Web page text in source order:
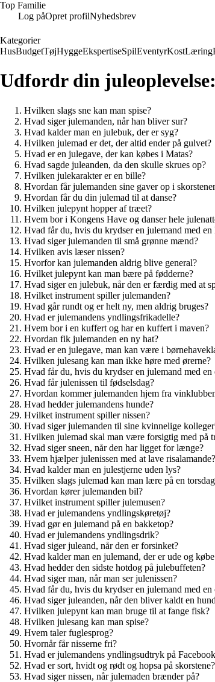
Top Familie
Log påOpret profilNyhedsbrev
Kategorier
HusBudgetTøjHyggeEkspertiseSpilEventyrKostLæring
Udfordr din
Hvilken slags sne kan man spise?
Hvad siger julemanden, når han bliver sur?
Hvad kalder man en julebuk, der er syg?
Hvilken julemad er det, der altid ender på gulvet?
Hvad er en julegave, der kan købes i Matas?
Hvad sagde juleanden, da den skulle skrues op?
Hvilken julekarakter er en bille?
Hvordan får julemanden sine gaver op i
Hvordan får du din julemad til at danse?
Hvilken julepynt hopper af træet?
Hvem bor i Kongens Have og danser hele
Hvad får du, hvis du krydser en julemand med en
Hvad siger julemanden til små grønne mænd?
Hvilken avis læser nissen?
Hvorfor kan julemanden aldrig blive general?
Hvilket julepynt kan man bære på fødderne?
Hvad siger en julebuk, når den er færdig med at
Hvilket instrument spiller julemanden?
Hvad går rundt og er helt ny, men aldrig bruges?
Hvad er julemandens yndlingsfrikadelle?
Hvem bor i en kuffert og har en kuffert i maven?
Hvordan fik julemanden en ny hat?
Hvad er en julegave, man kan være i
Hvilken julesang kan man ikke høre med ørerne?
Hvad får du, hvis du krydser en julemand med en
Hvad får julenissen til fødselsdag?
Hvordan kommer julemanden hjem fra
Hvad hedder julemandens hunde?
Hvilket instrument spiller nissen?
Hvad siger julemanden til sine kvinnelige
Hvilken julemad skal man være forsigtig med på
Hvad siger sneen, når den har ligget for længe?
Hvem hjælper julenissen med at lave risalamande?
Hvad kalder man en julestjerne uden lys?
Hvilken slags julemad kan man lære på en
Hvordan kører julemanden bil?
Hvilket instrument spiller julemusen?
Hvad er julemandens yndlingskøretøj?
Hvad gør en julemand på en bakketop?
Hvad er julemandens yndlingsdrik?
Hvad siger juleand, når den er forsinket?
Hvad kalder man en julemand, der er ude og
Hvad hedder den sidste hotdog på julebuffeten?
Hvad siger man, når man ser julenissen?
Hvad får du, hvis du krydser en julemand med en
Hvad siger juleanden, når den bliver kaldt en
Hvilken julepynt kan man bruge til at fange fisk?
Hvilken julesang kan man spise?
Hvem taler fuglesprog?
Hvornår får nisserne fri?
Hvad er julemandens yndlingsudtryk på
Hvad er sort, hvidt og rødt og hopsa på skorstene?
Hvad siger nissen, når julemaden brænder på?